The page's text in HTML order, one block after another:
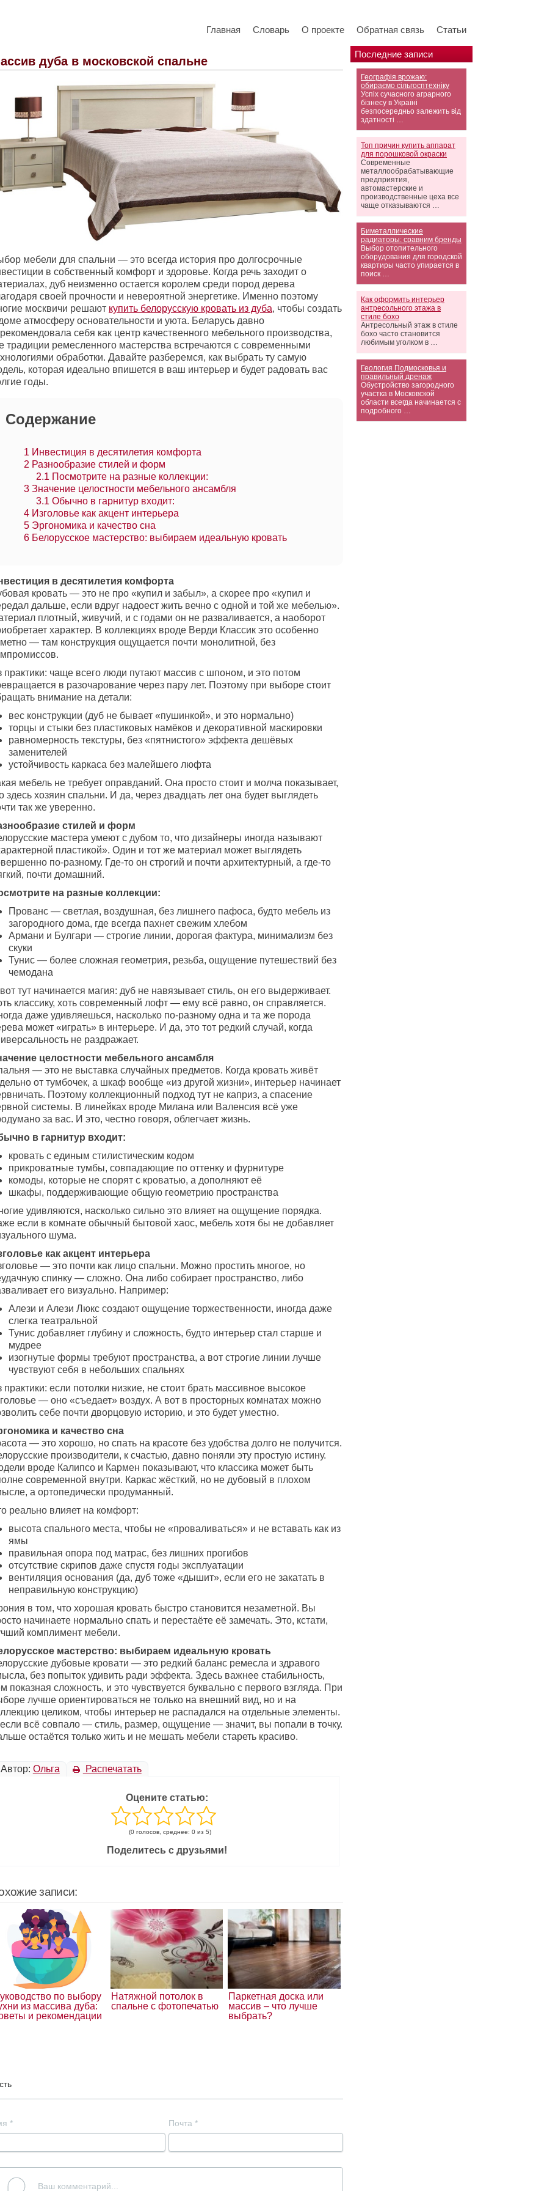
Главная Словарь О проекте Обратная связь Статьи
Последние записи
Географія врожаю:
обираємо сільгосптехніку
Успіх сучасного аграрного
бізнесу в Україні
безпосередньо залежить від
здатності …
Топ причин купить аппарат
для порошковой окраски
Современные
металлообрабатывающие
предприятия,
автомастерские и
производственные цеха все
чаще отказываются …
Биметаллические
радиаторы: сравним бренды
Выбор отопительного
оборудования для городской
квартиры часто упирается в
поиск …
Как оформить интерьер
антресольного этажа в
стиле бохо
Антресольный этаж в стиле
бохо часто становится
любимым уголком в …
Геология Подмосковья и
правильный дренаж
Обустройство загородного
участка в Московской
области всегда начинается с
подробного …
дуба в московской спальне
мебели для спальни — это всегда история про долгосрочные
в собственный комфорт и здоровье. Когда речь заходит о
дуб неизменно остается королем среди пород дерева
своей прочности и невероятной энергетике. Именно поэтому
москвичи решают купить белорусскую кровать из дуба, чтобы создать
атмосферу основательности и уюта. Беларусь давно
себя как центр качественного мебельного производства,
традиции ремесленного мастерства встречаются с современными
обработки. Давайте разберемся, как выбрать ту самую
которая идеально впишется в ваш интерьер и будет радовать вас
годы.
Содержание
1 Инвестиция в десятилетия комфорта
2 Разнообразие стилей и форм
2.1 Посмотрите на разные коллекции:
3 Значение целостности мебельного ансамбля
3.1 Обычно в гарнитур входит:
4 Изголовье как акцент интерьера
5 Эргономика и качество сна
6 Белорусское мастерство: выбираем идеальную кровать
в десятилетия комфорта
кровать — это не про «купил и забыл», а скорее про «купил и
дальше, если вдруг надоест жить вечно с одной и той же мебелью».
плотный, живучий, и с годами он не разваливается, а наоборот
характер. В коллекциях вроде Верди Классик это особенно
— там конструкция ощущается почти монолитной, без
практики: чаще всего люди путают массив с шпоном, и это потом
в разочарование через пару лет. Поэтому при выборе стоит
внимание на детали:
вес конструкции (дуб не бывает «пушинкой», и это нормально)
торцы и стыки без пластиковых намёков и декоративной маскировки
равномерность текстуры, без «пятнистого» эффекта дешёвых
заменителей
устойчивость каркаса без малейшего люфта
мебель не требует оправданий. Она просто стоит и молча показывает,
здесь хозяин спальни. И да, через двадцать лет она будет выглядеть
так же уверенно.
стилей и форм
мастера умеют с дубом то, что дизайнеры иногда называют
пластикой». Один и тот же материал может выглядеть
по-разному. Где-то он строгий и почти архитектурный, а где-то
почти домашний.
на разные коллекции:
Прованс — светлая, воздушная, без лишнего пафоса, будто мебель из
загородного дома, где всегда пахнет свежим хлебом
Армани и Булгари — строгие линии, дорогая фактура, минимализм без
скуки
Тунис — более сложная геометрия, резьба, ощущение путешествий без
чемодана
тут начинается магия: дуб не навязывает стиль, он его выдерживает.
классику, хоть современный лофт — ему всё равно, он справляется.
даже удивляешься, насколько по-разному одна и та же порода
может «играть» в интерьере. И да, это тот редкий случай, когда
не раздражает.
целостности мебельного ансамбля
— это не выставка случайных предметов. Когда кровать живёт
от тумбочек, а шкаф вообще «из другой жизни», интерьер начинает
Поэтому коллекционный подход тут не каприз, а спасение
системы. В линейках вроде Милана или Валенсия всё уже
за вас. И это, честно говоря, облегчает жизнь.
в гарнитур входит:
кровать с единым стилистическим кодом
прикроватные тумбы, совпадающие по оттенку и фурнитуре
комоды, которые не спорят с кроватью, а дополняют её
шкафы, поддерживающие общую геометрию пространства
удивляются, насколько сильно это влияет на ощущение порядка.
если в комнате обычный бытовой хаос, мебель хотя бы не добавляет
шума.
как акцент интерьера
— это почти как лицо спальни. Можно простить многое, но
спинку — сложно. Она либо собирает пространство, либо
его визуально. Например:
Алези и Алези Люкс создают ощущение торжественности, иногда даже
слегка театральной
Тунис добавляет глубину и сложность, будто интерьер стал старше и
мудрее
изогнутые формы требуют пространства, а вот строгие линии лучше
чувствуют себя в небольших спальнях
практики: если потолки низкие, не стоит брать массивное высокое
— оно «съедает» воздух. А вот в просторных комнатах можно
себе почти дворцовую историю, и это будет уместно.
и качество сна
— это хорошо, но спать на красоте без удобства долго не получится.
производители, к счастью, давно поняли эту простую истину.
вроде Калипсо и Кармен показывают, что классика может быть
современной внутри. Каркас жёсткий, но не дубовый в плохом
а ортопедически продуманный.
реально влияет на комфорт:
высота спального места, чтобы не «проваливаться» и не вставать как из
ямы
правильная опора под матрас, без лишних прогибов
отсутствие скрипов даже спустя годы эксплуатации
вентиляция основания (да, дуб тоже «дышит», если его не закатать в
неправильную конструкцию)
в том, что хорошая кровать быстро становится незаметной. Вы
начинаете нормально спать и перестаёте её замечать. Это, кстати,
комплимент мебели.
мастерство: выбираем идеальную кровать
дубовые кровати — это редкий баланс ремесла и здравого
без попыток удивить ради эффекта. Здесь важнее стабильность,
показная сложность, и это чувствуется буквально с первого взгляда. При
лучше ориентироваться не только на внешний вид, но и на
целиком, чтобы интерьер не распадался на отдельные элементы.
всё совпало — стиль, размер, ощущение — значит, вы попали в точку.
остаётся только жить и не мешать мебели стареть красиво.
Автор: Ольга Распечатать
Оцените статью:
(0 голосов, среднее: 0 из 5)
Поделитесь с друзьями!
записи:
по выбору
из массива дуба:
и рекомендации
Натяжной потолок в
спальне с фотопечатью
Паркетная доска или
массив – что лучше
выбрать?
* Почта *